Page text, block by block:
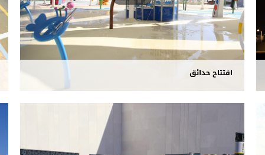
افتتاح حدائق